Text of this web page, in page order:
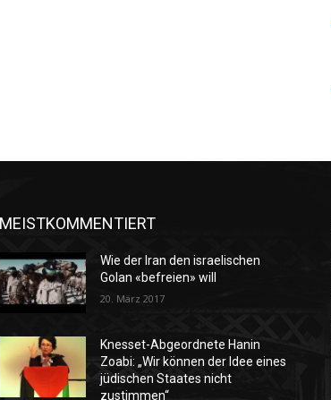
MEISTKOMMENTIERT
Wie der Iran den israelischen
Golan «befreien» will
20. März 2017
Knesset-Abgeordnete Hanin
Zoabi: „Wir können der Idee eines
jüdischen Staates nicht
zustimmen“